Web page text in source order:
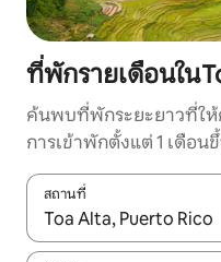
ที่พักรายเดือนใน
ค้นพบที่พักระยะยาวที่ใ
การเข้าพักตั้งแต่ 1 เดือน
สถานที่
ใช้ลูกศรขึ้นลง หรือใช้การ